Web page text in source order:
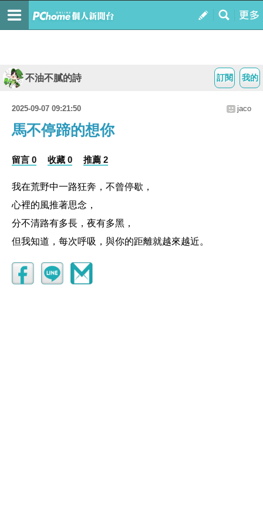
我的
訂閱
不油不膩的詩
2025-09-07 09:21:50 jaco
馬不停蹄的想你
留言 0 收藏 0 推薦 2
我在荒野中一路狂奔，不曾停歇，
心裡的風推著思念，
分不清路有多長，夜有多黑，
但我知道，每次呼吸，與你的距離就越來越近。